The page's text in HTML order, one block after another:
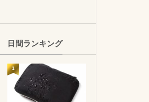
日間ランキング
1